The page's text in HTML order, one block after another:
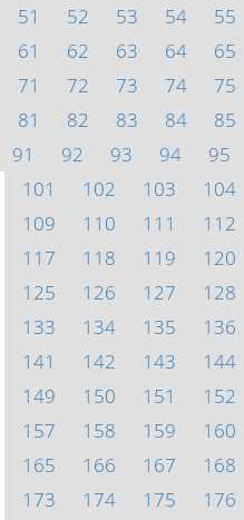
51
52 53 54 55
61
62 63 64 65
71
72 73 74 75
81
82 83 84 85
91
92 93 94 95
101
102 103 104
109
110 111 112
117
118 119 120
125
126 127 128
133
134 135 136
141
142 143 144
149
150 151 152
157
158 159 160
165
166 167 168
173
174 175 176